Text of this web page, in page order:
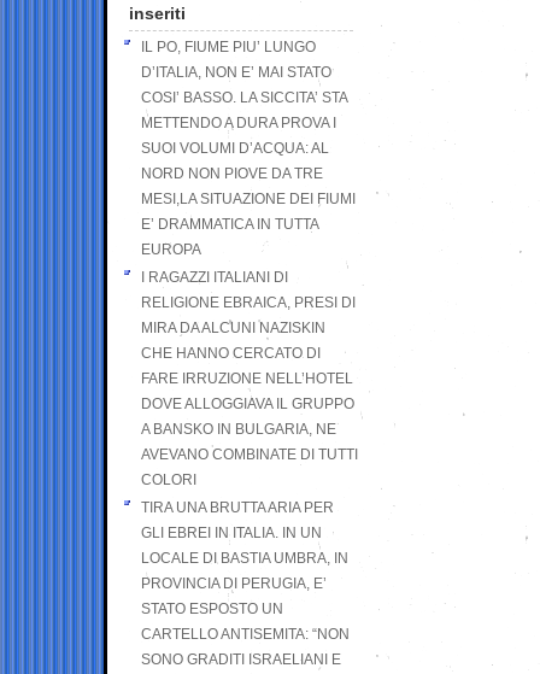
inseriti
IL PO, FIUME PIU’ LUNGO
D’ITALIA, NON E’ MAI STATO
COSI’ BASSO. LA SICCITA’ STA
METTENDO A DURA PROVA I
SUOI VOLUMI D’ACQUA: AL
NORD NON PIOVE DA TRE
MESI,LA SITUAZIONE DEI FIUMI
E’ DRAMMATICA IN TUTTA
EUROPA
I RAGAZZI ITALIANI DI
RELIGIONE EBRAICA, PRESI DI
MIRA DA ALCUNI NAZISKIN
CHE HANNO CERCATO DI
FARE IRRUZIONE NELL’HOTEL
DOVE ALLOGGIAVA IL GRUPPO
A BANSKO IN BULGARIA, NE
AVEVANO COMBINATE DI TUTTI
COLORI
TIRA UNA BRUTTA ARIA PER
GLI EBREI IN ITALIA. IN UN
LOCALE DI BASTIA UMBRA, IN
PROVINCIA DI PERUGIA, E’
STATO ESPOSTO UN
CARTELLO ANTISEMITA: “NON
SONO GRADITI ISRAELIANI E